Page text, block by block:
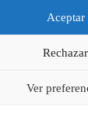
Aceptar
Rechazar
Ver
rotas o
o
humedad por